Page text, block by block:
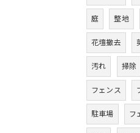
庭 整地
花壇撤去
汚れ 掃除
フェンス
駐車場 フ